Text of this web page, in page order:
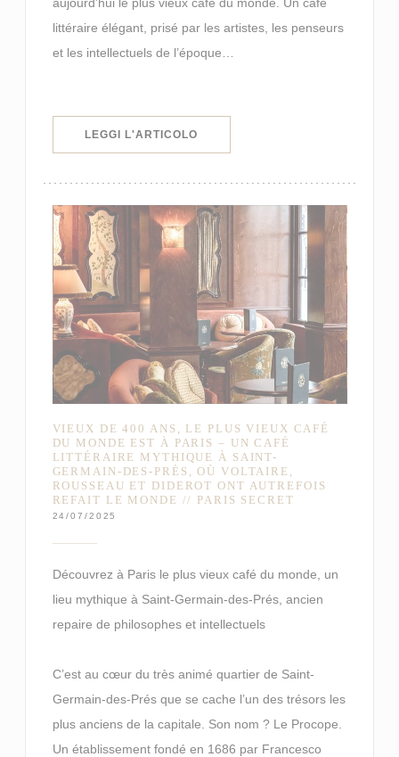
aujourd’hui le plus vieux café du monde. Un café
littéraire élégant, prisé par les artistes, les penseurs
et les intellectuels de l’époque…
LEGGI L'ARTICOLO
VIEUX DE 400 ANS, LE PLUS VIEUX CAFÉ
DU MONDE EST À PARIS – UN CAFÉ
LITTÉRAIRE MYTHIQUE À SAINT-
GERMAIN-DES-PRÈS, OÙ VOLTAIRE,
ROUSSEAU ET DIDEROT ONT AUTREFOIS
REFAIT LE MONDE // PARIS SECRET
24/07/2025
Découvrez à Paris le plus vieux café du monde, un
lieu mythique à Saint-Germain-des-Prés, ancien
repaire de philosophes et intellectuels
C’est au cœur du très animé quartier de Saint-
Germain-des-Prés que se cache l’un des trésors les
plus anciens de la capitale. Son nom ? Le Procope.
Un établissement fondé en 1686 par Francesco